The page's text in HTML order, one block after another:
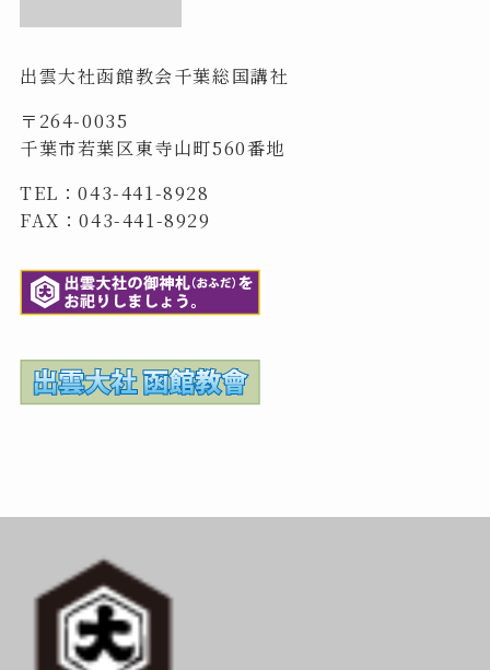
出雲大社函館教会千葉総国講社
〒264-0035
千葉市若葉区東寺山町560番地
TEL：043-441-8928
FAX：043-441-8929